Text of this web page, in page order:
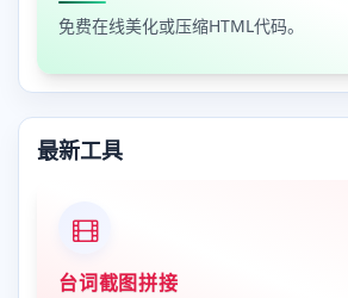
免费在线美化或压缩HTML代码。
最新工具
台词截图拼接